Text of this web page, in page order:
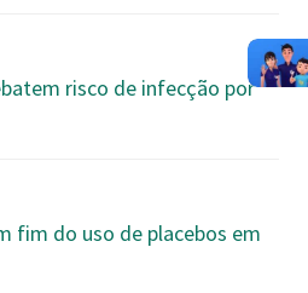
risco de infecção por
fim do uso de placebos em